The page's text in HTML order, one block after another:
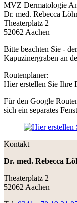
MVZ Dermatologie
Dr. med. Rebecca
Theaterplatz 2
52062 Aachen
Bitte beachten Sie -
Kapuzinergraben an
Routenplaner:
Hier erstellen Sie Ihre
Für den Google
sich ein separates
Kontakt
Dr. med. Rebecca
Theaterplatz 2
52062 Aachen